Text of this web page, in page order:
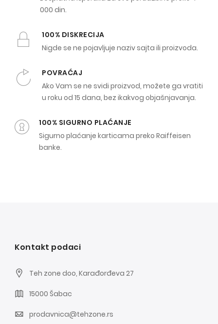
000 din.
100% DISKRECIJA
Nigde se ne pojavljuje naziv sajta ili proizvoda.
POVRAĆAJ
Ako Vam se ne svidi proizvod, možete ga vratiti
u roku od 15 dana, bez ikakvog objašnjavanja.
100% SIGURNO PLAĆANJE
Sigurno plaćanje karticama preko Raiffeisen
banke.
Kontakt podaci
Teh zone doo, Karađorđeva 27
15000 Šabac
prodavnica@tehzone.rs